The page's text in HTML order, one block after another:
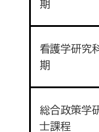
期
看護学研究
期
総合政策学
士課程